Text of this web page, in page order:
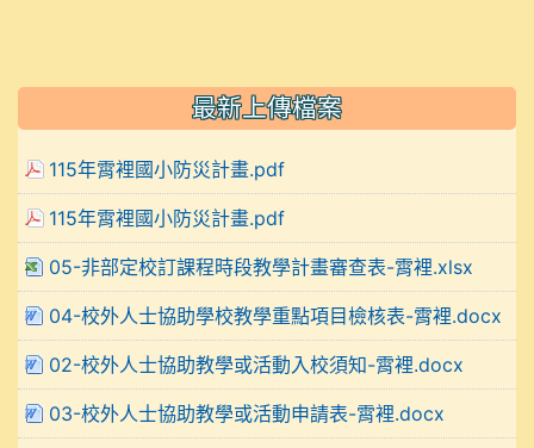
最新上傳檔案
115年霄裡國小防災計畫.pdf
115年霄裡國小防災計畫.pdf
05-非部定校訂課程時段教學計畫審查表-霄裡.xlsx
04-校外人士協助學校教學重點項目檢核表-霄裡.docx
02-校外人士協助教學或活動入校須知-霄裡.docx
03-校外人士協助教學或活動申請表-霄裡.docx